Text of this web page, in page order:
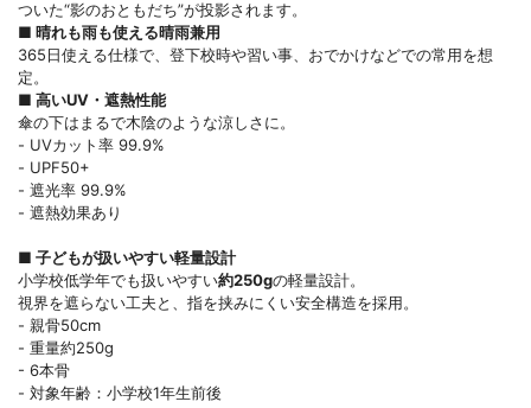
ついた“影のおともだち”が投影されます。
■ 晴れも雨も使える晴雨兼用
365日使える仕様で、登下校時や習い事、おでかけなどでの常用を想
定。
■ 高いUV・遮熱性能
傘の下はまるで木陰のような涼しさに。
- UVカット率 99.9%
- UPF50+
- 遮光率 99.9%
- 遮熱効果あり
■ 子どもが扱いやすい軽量設計
小学校低学年でも扱いやすい約250gの軽量設計。
視界を遮らない工夫と、指を挟みにくい安全構造を採用。
- 親骨50cm
- 重量約250g
- 6本骨
- 対象年齢：小学校1年生前後